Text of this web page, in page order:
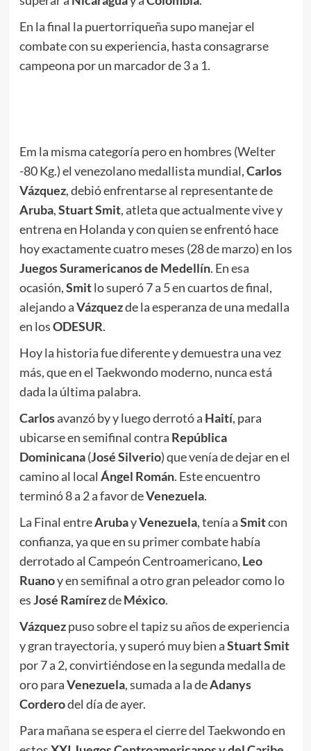
En la final la puertorriqueña supo manejar el
combate con su experiencia, hasta consagrarse
campeona por un marcador de 3 a 1.
Em la misma categoría pero en hombres (Welter
-80 Kg.) el venezolano medallista mundial,Carlos
Vázquez, debió enfrentarse al representante de
Aruba,Stuart Smit, atleta que actualmente vive y
entrena en Holanda y con quien se enfrentó hace
hoy exactamente cuatro meses (28 de marzo) en los
Juegos Suramericanos de Medellín. En esa
ocasión,Smitlo superó 7 a 5 en cuartos de final,
alejando aVázquezde la esperanza de una medalla
en losODESUR.
Hoy la historia fue diferente y demuestra una vez
más, que en el Taekwondo moderno, nunca está
dada la última palabra.
Carlosavanzó by y luego derrotó a Haití, para
ubicarse en semifinal contra República
Dominicana(José Silverio) que venía de dejar en el
camino al local Ángel Román. Este encuentro
terminó 8 a 2 a favor deVenezuela.
La Final entreArubayVenezuela, tenía aSmitcon
confianza, ya que en su primer combate había
derrotado al Campeón Centroamericano, Leo
Ruanoy en semifinal a otro gran peleador como lo
esJosé RamírezdeMéxico.
Vázquezpuso sobre el tapiz su años de experiencia
y gran trayectoria, y superó muy bien aStuart Smit
por 7 a 2, convirtiéndose en la segunda medalla de
oro paraVenezuela, sumada a la deAdanys
Corderodel día de ayer.
Para mañana se espera el cierre del Taekwondo en